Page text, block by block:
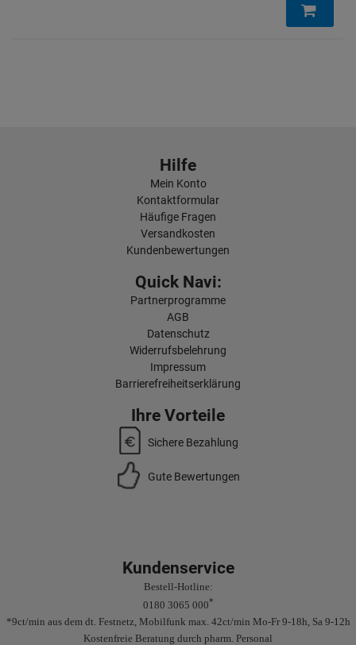
Hilfe
Mein Konto
Kontaktformular
Häufige Fragen
Versandkosten
Kundenbewertungen
Quick Navi:
Partnerprogramme
AGB
Datenschutz
Widerrufsbelehrung
Impressum
Barrierefreiheitserklärung
Ihre Vorteile
Sichere Bezahlung
Gute Bewertungen
Kundenservice
Bestell-Hotline:
0180 3065 000*
*9ct/min aus dem dt. Festnetz, Mobilfunk max. 42ct/min Mo-Fr 9-18h, Sa 9-12h
Kostenfreie Beratung durch pharm. Personal